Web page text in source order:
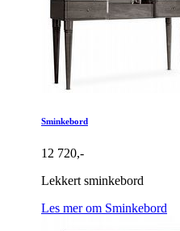
Sminkebord
12 720,-
Lekkert sminkebord
Les mer om Sminkebord